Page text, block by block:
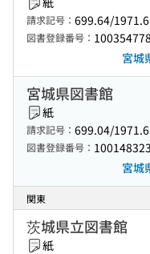
請求記号： 699.64/1971.6
図書登録番号：
宮城
宮城県図書館
紙
請求記号： 699.04/1971.6
図書登録番号：
宮城
関東
茨城県立図書館
紙